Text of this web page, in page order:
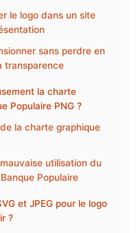
le logo dans un site
sans perdre en
transparence
la charte
Populaire PNG ?
la charte graphique
utilisation du
Populaire
et JPEG pour le logo
?